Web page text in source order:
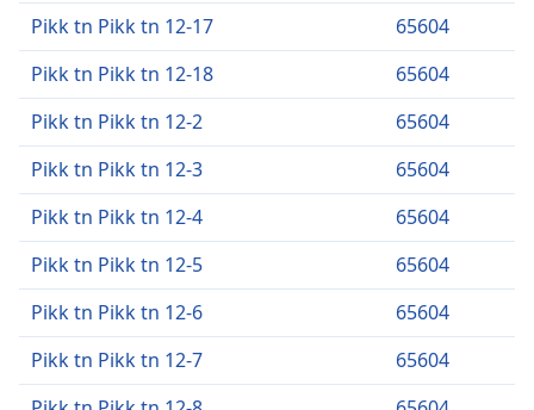
Pikk tn Pikk tn 12-17
65604
Pikk tn Pikk tn 12-18
65604
Pikk tn Pikk tn 12-2
65604
Pikk tn Pikk tn 12-3
65604
Pikk tn Pikk tn 12-4
65604
Pikk tn Pikk tn 12-5
65604
Pikk tn Pikk tn 12-6
65604
Pikk tn Pikk tn 12-7
65604